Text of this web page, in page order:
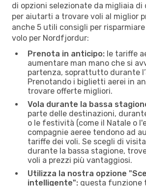
di opzioni selezionate da migliaia di
per aiutarti a trovare voli al miglior
anche 5 utili consigli per
volo per Nordfjordur:
Prenota in anticipo: le tariffe
aumentare man mano che si
partenza, soprattutto durante
Prenotando i biglietti aerei in
trovare offerte migliori.
Vola durante la bassa
parte delle destinazioni,
o le festività (come il Natale o
compagnie aeree tendono ad
tariffe dei voli. Se scegli di
durante la bassa stagione,
voli a prezzi più vantaggiosi.
Utilizza la nostra opzione
intelligente": questa funzione